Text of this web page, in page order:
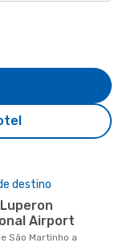
destino
Airport